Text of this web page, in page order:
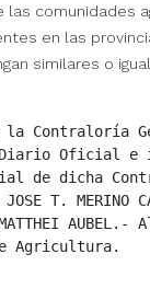
las comunidades
en las
similares o
la Contraloría
Oficial e
de dicha
T. MERINO
MATTHEI